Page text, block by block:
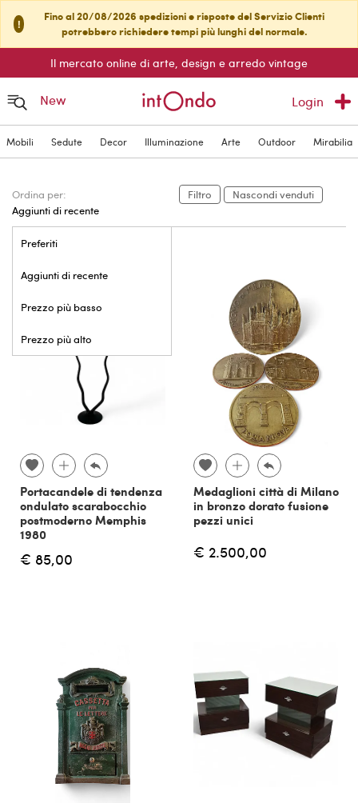
!
Fino al 20/08/2026 spedizioni e risposte del Servizio Clienti
potrebbero richiedere tempi più lunghi del normale.
Il mercato online di arte, design e arredo vintage
New Login
Mobili Sedute Decor Illuminazione Arte Outdoor Mirabilia
Ordina per:
Aggiunti di recente
Preferiti
Aggiunti di recente
Prezzo più basso
Prezzo più alto
Filtro Nascondi venduti
Portacandele di tendenza
ondulato scarabocchio
postmoderno Memphis
1980
€ 85,00
Medaglioni città di Milano
in bronzo dorato fusione
pezzi unici
€ 2.500,00